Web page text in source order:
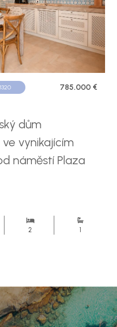
785.000 €
dům
vynikajícím
náměstí Plaza
2 1